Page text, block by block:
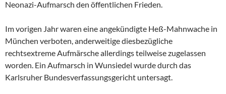
Neonazi-Aufmarsch den öffentlichen Frieden.
Im vorigen Jahr waren eine angekündigte Heß-Mahnwache in
München verboten, anderweitige diesbezügliche
rechtsextreme Aufmärsche allerdings teilweise zugelassen
worden. Ein Aufmarsch in Wunsiedel wurde durch das
Karlsruher Bundesverfassungsgericht untersagt.